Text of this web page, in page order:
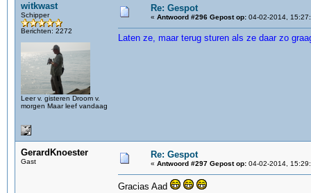
witkwast
Schipper
Berichten: 2272
Leer v. gisteren Droom v.
morgen Maar leef vandaag
Re: Gespot
« Antwoord #296 Gepost op: 04-02-2014,
Laten ze, maar terug sturen als ze daar zo
GerardKnoester
Gast
Re: Gespot
« Antwoord #297 Gepost op: 04-02-2014,
Gracias Aad